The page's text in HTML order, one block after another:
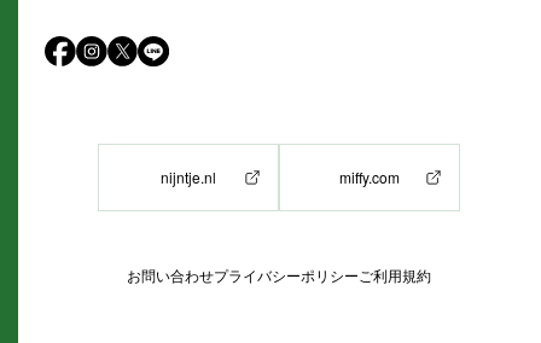
nijntje.nl miffy.com
お問い合わせプライバシーポリシーご利用規約